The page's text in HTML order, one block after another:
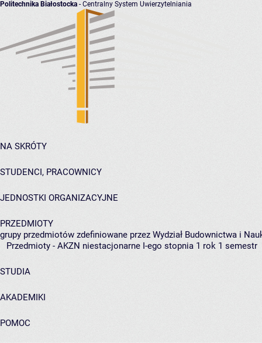
Politechnika Białostocka - Centralny System Uwierzytelniania
NA SKRÓTY
STUDENCI, PRACOWNICY
JEDNOSTKI ORGANIZACYJNE
PRZEDMIOTY
grupy przedmiotów zdefiniowane przez Wydział Budownictwa i
Przedmioty - AKZN niestacjonarne I-ego stopnia 1 rok 1 semestr
STUDIA
AKADEMIKI
POMOC